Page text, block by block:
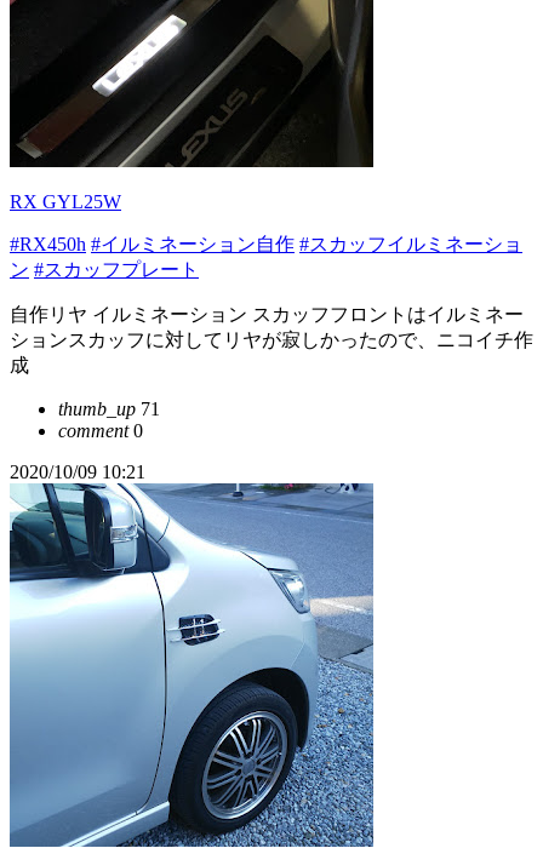
RX GYL25W
#RX450h #イルミネーション自作 #スカッフイルミネーショ
ン #スカッフプレート
自作リヤ イルミネーション スカッフフロントはイルミネー
ションスカッフに対してリヤが寂しかったので、ニコイチ作
成
thumb_up 71
comment0
2020/10/09 10:21